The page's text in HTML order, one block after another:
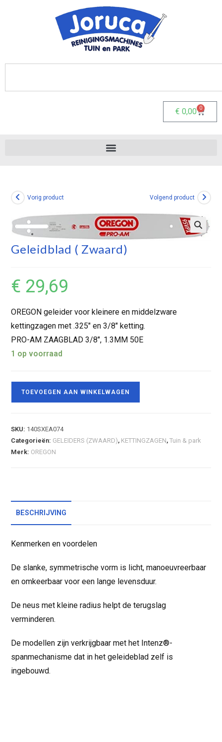
€ 0,00 0
Vorig product Volgend product
Geleidblad ( Zwaard)
€ 29,69
OREGON geleider voor kleinere en middelzware
kettingzagen met .325″ en 3/8″ ketting.
PRO-AM ZAAGBLAD 3/8″, 1.3MM 50E
1 op voorraad
TOEVOEGEN AAN WINKELWAGEN
SKU: 140SXEA074
Categorieën: GELEIDERS (ZWAARD), KETTINGZAGEN,Tuin & park
Merk: OREGON
BESCHRIJVING
Kenmerken en voordelen
De slanke, symmetrische vorm is licht, manoeuvreerbaar
en omkeerbaar voor een lange levensduur.
De neus met kleine radius helpt de terugslag
verminderen.
De modellen zijn verkrijgbaar met het Intenz®-
spanmechanisme dat in het geleideblad zelf is
ingebouwd.